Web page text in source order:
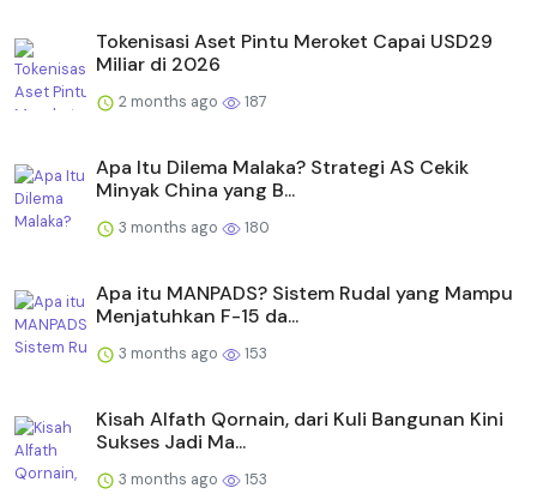
Tokenisasi Aset Pintu Meroket Capai USD29
Miliar di 2026
2 months ago 187
Apa Itu Dilema Malaka? Strategi AS Cekik
Minyak China yang B...
3 months ago 180
Apa itu MANPADS? Sistem Rudal yang Mampu
Menjatuhkan F-15 da...
3 months ago 153
Kisah Alfath Qornain, dari Kuli Bangunan Kini
Sukses Jadi Ma...
3 months ago 153